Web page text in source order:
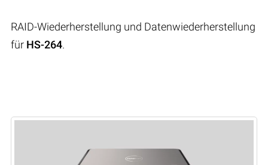
RAID-Wiederherstellung und Datenwiederherstellung
für HS-264.